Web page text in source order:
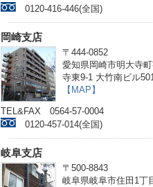
0120-416-446(全国)
岡崎支店
〒444-0852
愛知県岡崎市明大寺
寺東9-1 大竹南ビル
【MAP】
TEL&FAX 0564-57-0004
0120-457-014(全国)
岐阜支店
〒500-8843
岐阜県岐阜市住田1丁